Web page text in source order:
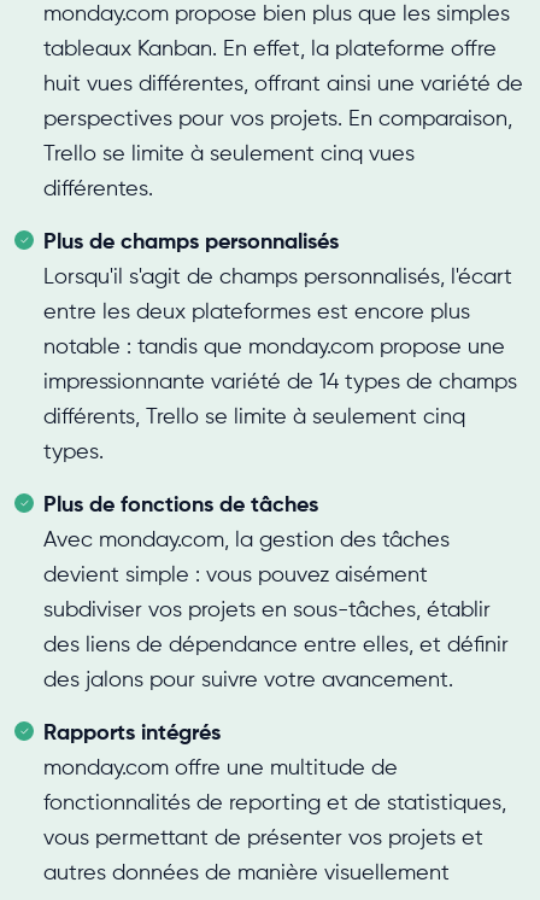
monday.com propose bien plus que les simples
tableaux Kanban. En effet, la plateforme offre
huit vues différentes, offrant ainsi une variété de
perspectives pour vos projets. En comparaison,
Trello se limite à seulement cinq vues
différentes.
Plus de champs personnalisés
Lorsqu'il s'agit de champs personnalisés, l'écart
entre les deux plateformes est encore plus
notable : tandis que monday.com propose une
impressionnante variété de 14 types de champs
différents, Trello se limite à seulement cinq
types.
Plus de fonctions de tâches
Avec monday.com, la gestion des tâches
devient simple : vous pouvez aisément
subdiviser vos projets en sous-tâches, établir
des liens de dépendance entre elles, et définir
des jalons pour suivre votre avancement.
Rapports intégrés
monday.com offre une multitude de
fonctionnalités de reporting et de statistiques,
vous permettant de présenter vos projets et
autres données de manière visuellement